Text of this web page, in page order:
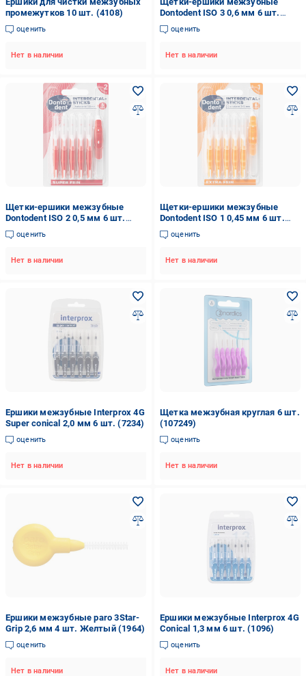
промежутков 10 шт. (4108)
оценить
Нет в наличии
Dontodent ISO 3 0,6 мм 6 шт.
(22642726)
оценить
Нет в наличии
Щетки-ершики межзубные
Dontodent ISO 2 0,5 мм 6 шт.
(22651844)
оценить
Нет в наличии
Щетки-ершики межзубные
Dontodent ISO 1 0,45 мм 6 шт.
(22651934)
оценить
Нет в наличии
Ершики межзубные Interprox 4G
Super conical 2,0 мм 6 шт. (7234)
оценить
Нет в наличии
Щетка межзубная круглая 6 шт.
(107249)
оценить
Нет в наличии
Ершики межзубные paro 3Star-
Grip 2,6 мм 4 шт. Желтый (1964)
оценить
Нет в наличии
Ершики межзубные Interprox 4G
Conical 1,3 мм 6 шт. (1096)
оценить
Нет в наличии